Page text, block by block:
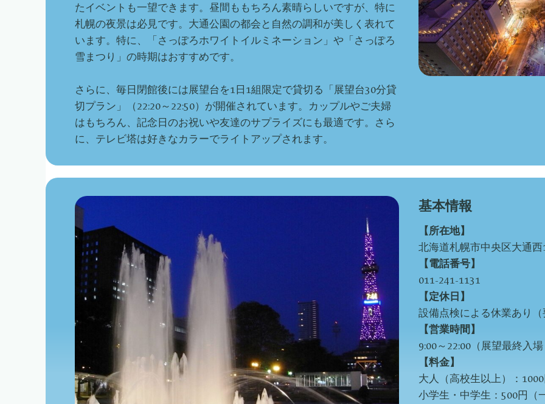
たイベントも一望できます。昼間ももちろん素晴らしいですが、特に
札幌の夜景は必見です。大通公園の都会と自然の調和が美しく表れて
います。特に、「さっぽろホワイトイルミネーション」や「さっぽろ
雪まつり」の時期はおすすめです。
さらに、毎日閉館後には展望台を1日1組限定で貸切る「展望台30分貸
切プラン」（22:20～22:50）が開催されています。カップルやご夫婦
はもちろん、記念日のお祝いや友達のサプライズにも最適です。さら
に、テレビ塔は好きなカラーでライトアップされます。
基本情報
【所在地】
北海道札幌市中央区大通西
【電話番号】
011-241-1131
【定休日】
設備点検による休業あり
【営業時間】
9:00～22:00（展望最終入
【料金】
大人（高校生以上）：
小学生・中学生：500円（